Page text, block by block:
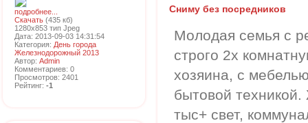
подробнее...
Скачать (435 кб)
1280x853 тип Jpeg
Дата: 2013-09-03 14:31:54
Категория: День города
Железнодорожный 2013
Автор: Admin
Комментариев: 0
Просмотров: 2401
Рейтинг: -1
Сниму без посредников
Молодая семья с
строго 2х
хозяина, с
бытовой
тыс+ свет,